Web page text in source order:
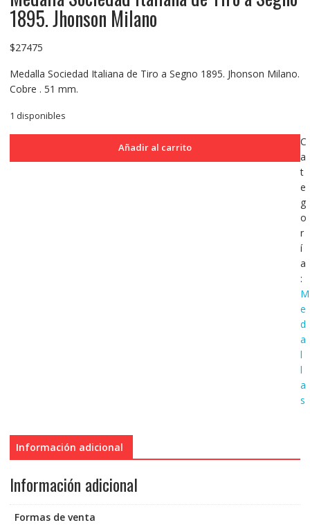
1895. Jhonson Milano
$27475
Medalla Sociedad Italiana de Tiro a Segno 1895. Jhonson Milano.
Cobre . 51 mm.
1 disponibles
Añadir al carrito
C
a
t
e
g
o
r
í
a
:
M
e
d
a
l
l
a
s
Información adicional
Información adicional
Formas de venta